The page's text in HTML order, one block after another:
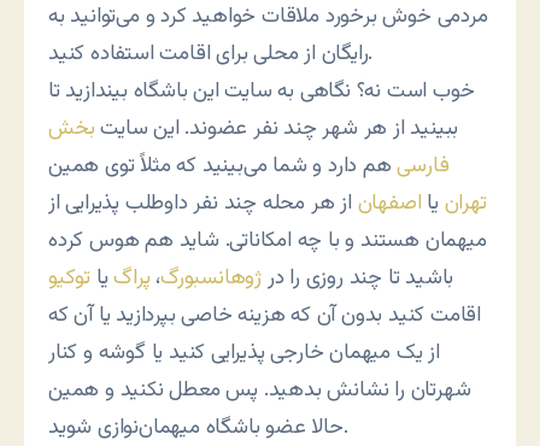
مردمی خوش برخورد ملاقات خواهید کرد و می‌توانید به
رایگان از محلی برای اقامت استفاده کنید.
خوب است نه؟ نگاهی به سایت این باشگاه بیندازید تا
ببینید از هر شهر چند نفر عضوند. این سایتبخش
فارسیهم دارد و شما می‌بینید که مثلاً توی همین
تهران یا اصفهان از هر محله چند نفر داوطلب پذیرایی از
میهمان هستند و با چه امکاناتی. شاید هم هوس کرده
باشید تا چند روزی را در ژوهانسبورگ، پراگیا توکیو
اقامت کنید بدون آن که هزینه خاصی بپردازید یا آن که
از یک میهمان خارجی پذیرایی کنید یا گوشه و کنار
شهرتان را نشانش بدهید. پس معطل نکنید و همین
حالا عضو باشگاه میهمان‌نوازی شوید.